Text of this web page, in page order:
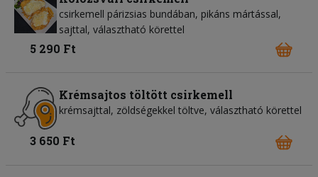
csirkemell párizsias bundában, pikáns mártással,
sajttal, választható körettel
5 290 Ft
Krémsajtos töltött csirkemell
krémsajttal, zöldségekkel töltve, választható körettel
3 650 Ft